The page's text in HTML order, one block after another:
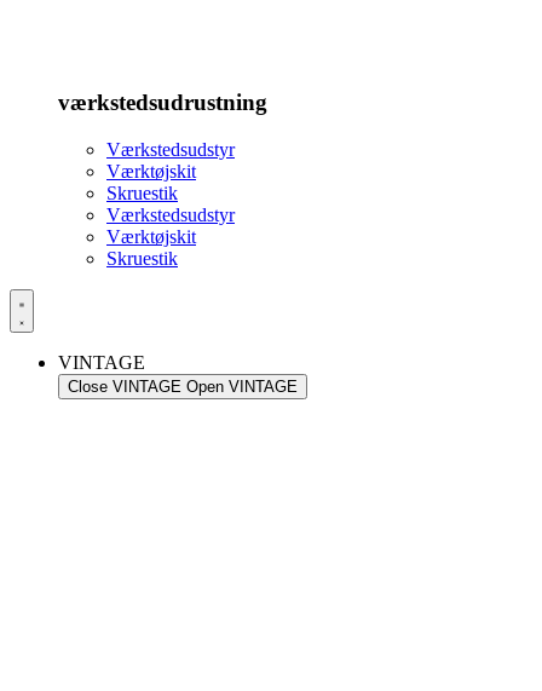
værkstedsudrustning
Værkstedsudstyr
Værktøjskit
Skruestik
Værkstedsudstyr
Værktøjskit
Skruestik
VINTAGE
Close VINTAGE Open VINTAGE